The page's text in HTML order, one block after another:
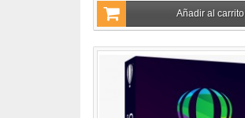
Añadir al carrito